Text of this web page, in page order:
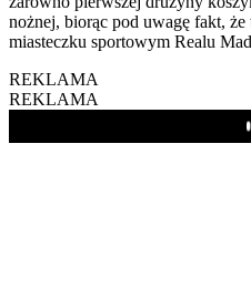
nożnej, biorąc pod uwagę fakt,
miasteczku sportowym Realu
REKLAMA
REKLAMA